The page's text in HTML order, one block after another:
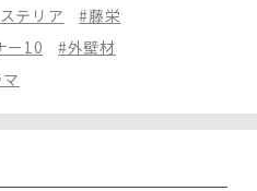
テリア
#藤栄
ー10
#外壁材